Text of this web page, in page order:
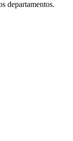
departamentos.